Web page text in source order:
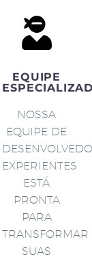
EQUIPE
NOSSA
EQUIPE DE
EXPERIENTES
ESTÁ
PRONTA
PARA
TRANSFORMAR
SUAS